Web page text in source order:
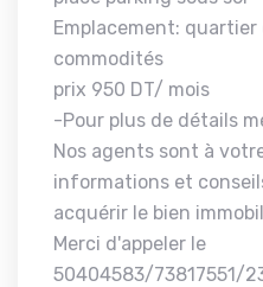
Emplacement:
commodités
prix 950 DT/ mois
-Pour plus de détails
Nos agents sont à
informations et
acquérir le bien
Merci d'appeler le
50404583/73817551/